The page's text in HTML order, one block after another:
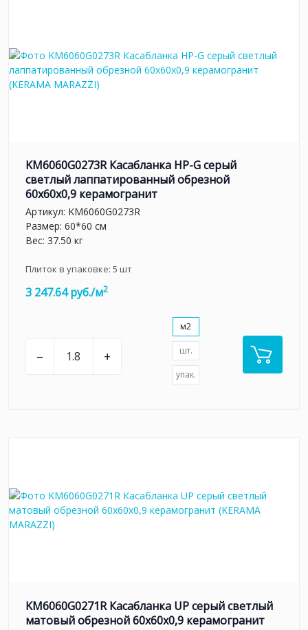
KM6060G0273R Касабланка HP-G серый
светлый лаппатированный обрезной
60x60x0,9 керамогранит
Артикул: KM6060G0273R
Размер: 60*60 см
Вес: 37.50 кг
Плиток в упаковке: 5 шт
3 247.64 руб./м2
– +
м2
шт.
упак.
KM6060G0271R Касабланка UP серый светлый
матовый обрезной 60x60x0,9 керамогранит